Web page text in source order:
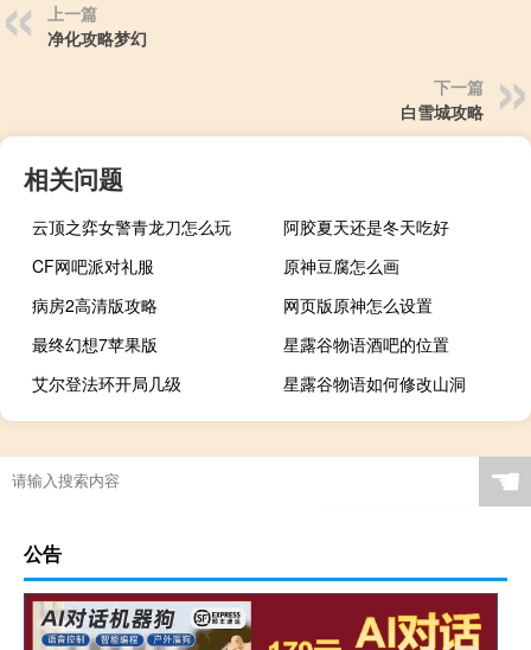
上一篇
净化攻略梦幻
下一篇
白雪城攻略
相关问题
云顶之弈女警青龙刀怎么玩
阿胶夏天还是冬天吃好
CF网吧派对礼服
原神豆腐怎么画
病房2高清版攻略
网页版原神怎么设置
最终幻想7苹果版
星露谷物语酒吧的位置
艾尔登法环开局几级
星露谷物语如何修改山洞
☚
公告